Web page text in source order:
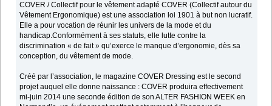
COVER / Collectif pour le vêtement adapté COVER (Collectif autour du
Vêtement Ergonomique) est une association loi 1901 à but non lucratif.
Elle a pour vocation de réunir les univers de la mode et du
handicap.Conformément à ses statuts, elle lutte contre la
discrimination « de fait » qu’exerce le manque d’ergonomie, dès sa
conception, du vêtement de mode.
Créé par l’association, le magazine COVER Dressing est le second
projet auquel elle donne naissance : COVER produira effectivement
mi-juin 2014 une seconde édition de son ALTER FASHION WEEK en